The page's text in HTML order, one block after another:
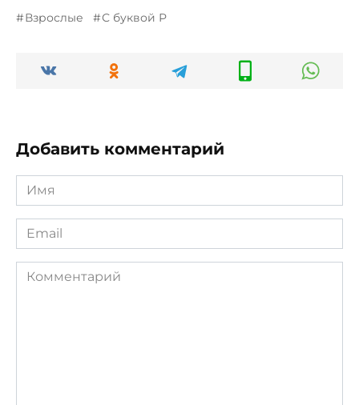
Взрослые С буквой Р
Добавить комментарий
Имя
*
Email
*
Комментарий